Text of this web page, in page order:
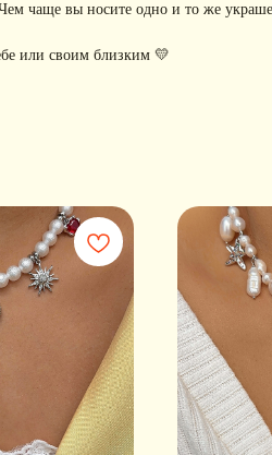
чаще вы носите одно и то же
или своим близким 💛